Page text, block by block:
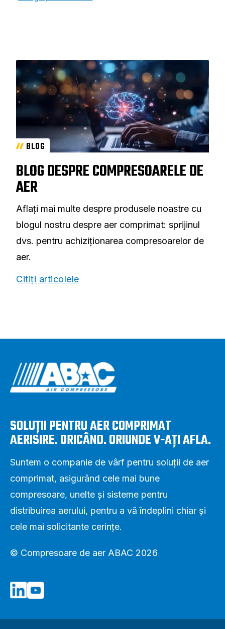
BLOG
BLOG DESPRE COMPRESOARELE DE
AER
Aflați mai multe despre produsele noastre cu
blogul nostru despre aer comprimat: sprijinul
dvs. pentru achiziționarea compresoarelor de
aer.
Citiți articolele
SOLUȚII PENTRU AER COMPRIMAT
AERISIRE. ORICÂND. ORIUNDE V-AȚI AFLA.
Suntem o companie de vârf pentru soluții de aer
comprimat, asigurând cele mai bune
compresoare, unelte și sisteme pentru
distribuirea aerului, pentru a vă îndeplini chiar și
cele mai solicitante cerințe.
© Compresoare de aer ABAC 2026